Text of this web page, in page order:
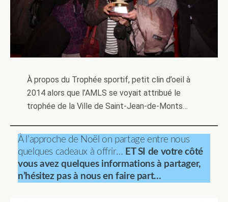
À propos du Trophée sportif, petit clin d’oeil à
2014 alors que l’AMLS se voyait attribué le
trophée de la Ville de Saint-Jean-de-Monts…
À l’approche de Noël on partage entre nous
quelques cadeaux à offrir… ET SI de votre côté
vous avez quelques informations à partager,
n’hésitez pas à nous en faire part…